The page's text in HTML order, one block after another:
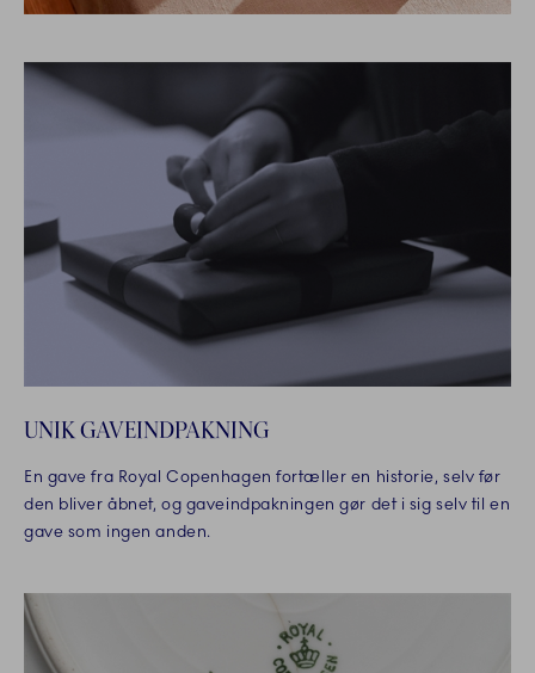
UNIK GAVEINDPAKNING
En gave fra Royal Copenhagen fortæller en historie, selv før
den bliver åbnet, og gaveindpakningen gør det i sig selv til en
gave som ingen anden.